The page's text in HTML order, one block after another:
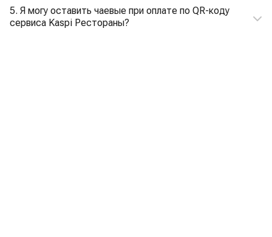
5. Я могу оставить чаевые при оплате по QR-коду
сервиса Kaspi Рестораны?